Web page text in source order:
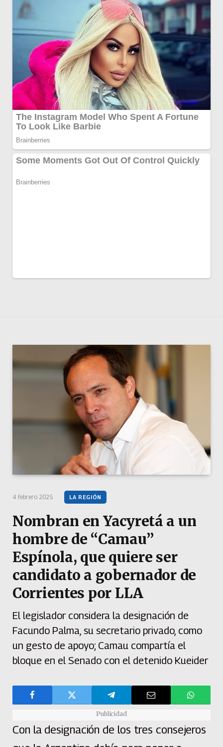
4 febrero 2025 LA REGIÓN
Nombran en Yacyretá a un
hombre de “Camau”
Espínola, que quiere ser
candidato a gobernador de
Corrientes por LLA
El legislador considera la designación de
Facundo Palma, su secretario privado, como
un gesto de apoyo; Camau compartía el
bloque en el Senado con el detenido Kueider
Publicidad
Con la designación de los tres consejeros